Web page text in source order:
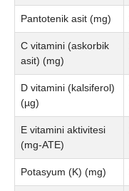
Pantotenik asit (mg)
C vitamini (askorbik
asit) (mg)
D vitamini (kalsiferol)
(µg)
E vitamini aktivitesi
(mg-ATE)
Potasyum (K) (mg)